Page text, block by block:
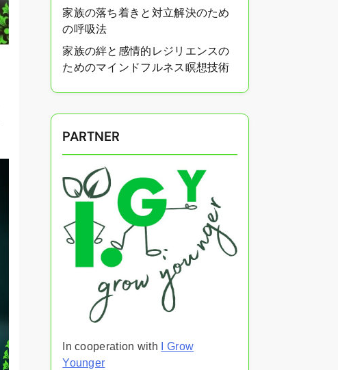
家族の落ち着きと対立解決のため
の呼吸法
家族の絆と感情的レジリエンスの
ためのマインドフルネス瞑想技術
PARTNER
In cooperation with
I Grow
Younger